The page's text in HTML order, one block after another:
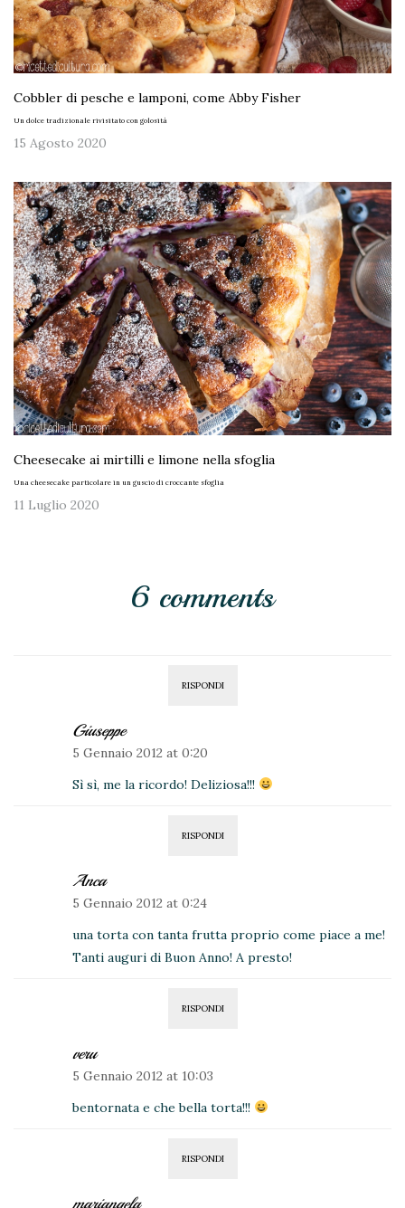
Cobbler di pesche e lamponi, come Abby Fisher
Un dolce tradizionale rivisitato con golosità
15 Agosto 2020
Cheesecake ai mirtilli e limone nella sfoglia
Una cheesecake particolare in un guscio di croccante sfoglia
11 Luglio 2020
6 comments
RISPONDI
Giuseppe
5 Gennaio 2012 at 0:20
Sì sì, me la ricordo! Deliziosa!!!
RISPONDI
Anca
5 Gennaio 2012 at 0:24
una torta con tanta frutta proprio come piace a me!
Tanti auguri di Buon Anno! A presto!
RISPONDI
veru
5 Gennaio 2012 at 10:03
bentornata e che bella torta!!!
RISPONDI
mariangela